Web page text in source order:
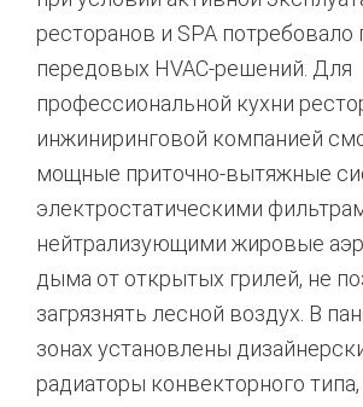
ресторанов и SPA
передовых HVAC-решений. Для
профессиональной кухни
инжиниринговой компанией
мощные приточно-вытяжные
электростатическими
нейтрализующими жировые
дыма от открытых грилей, не
загрязнять лесной воздух . В
зонах установлены
радиаторы конвекторного